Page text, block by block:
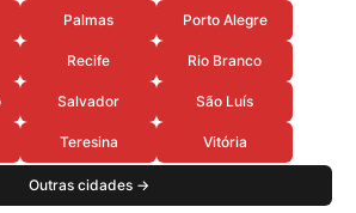
Palmas Porto Alegre
Recife Rio Branco
Salvador São Luís
Teresina Vitória
Outras cidades →